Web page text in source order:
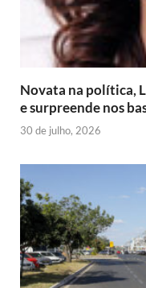
Novata na política,
e surpreende nos
30 de julho, 2026